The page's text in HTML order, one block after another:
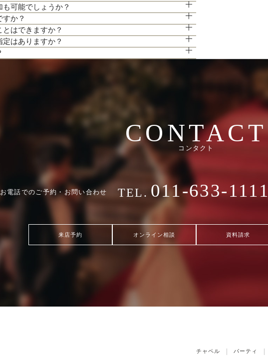
ウェディングのテーマやお二人のこだわりを反映させたオリジナルの会
絶賛の最先端のウェディング演出の数々をご紹介。ゲストと楽しむ演
ったものをご提案します。
ン相談フェアもご検討下さい。
理の無料試食を行っております。
可能でしょうか？
おります。
か？
しております。
じますので、ブライダルフェアページより予約、またはお電話にてお
はできますか？
お電話にてお気軽にご相談下さい。
はありますか？
越しください。
軽にお申し付けくださいませ。
CONTACT
コンタクト
お電話でのご予約・お問い合わせ TEL. 011-633-1111
来店予約 オンライン相談 資料請求
チャペル パーティ